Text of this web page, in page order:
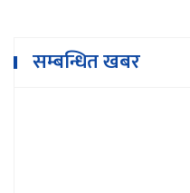
सम्बन्धित खबर
बैंकले अपमान गरेको
आन्दोलित